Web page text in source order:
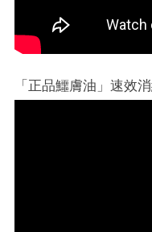
「正品鱷膚油」速效